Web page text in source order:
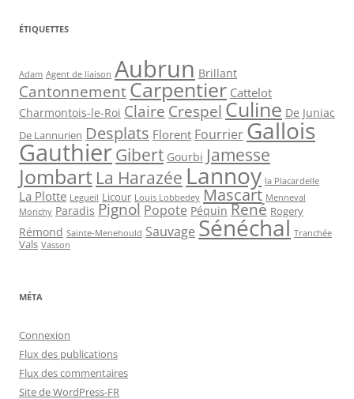
ÉTIQUETTES
Adam Agent de liaison Aubrun Brillant
CantonnementCarpentier Cattelot
Charmontois-le-Roi Claire Crespel Culine De Juniac
De Lannurien Desplats Florent FourrierGallois
GauthierGibert Gourbi Jamesse
Jombart La Harazée Lannoy la Placardelle
La Plotte Legueil Licour Louis Lobbedey Mascart Menneval
Monchy Paradis Pignol Popote Péquin René Rogery
Rémond Sainte-Menehould Sauvage Sénéchal Tranchée
Vals Vasson
MÉTA
Connexion
Flux des publications
Flux des commentaires
Site de WordPress-FR